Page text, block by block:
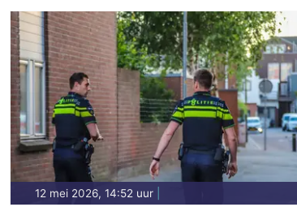
12 mei 2026, 14:52 uur|